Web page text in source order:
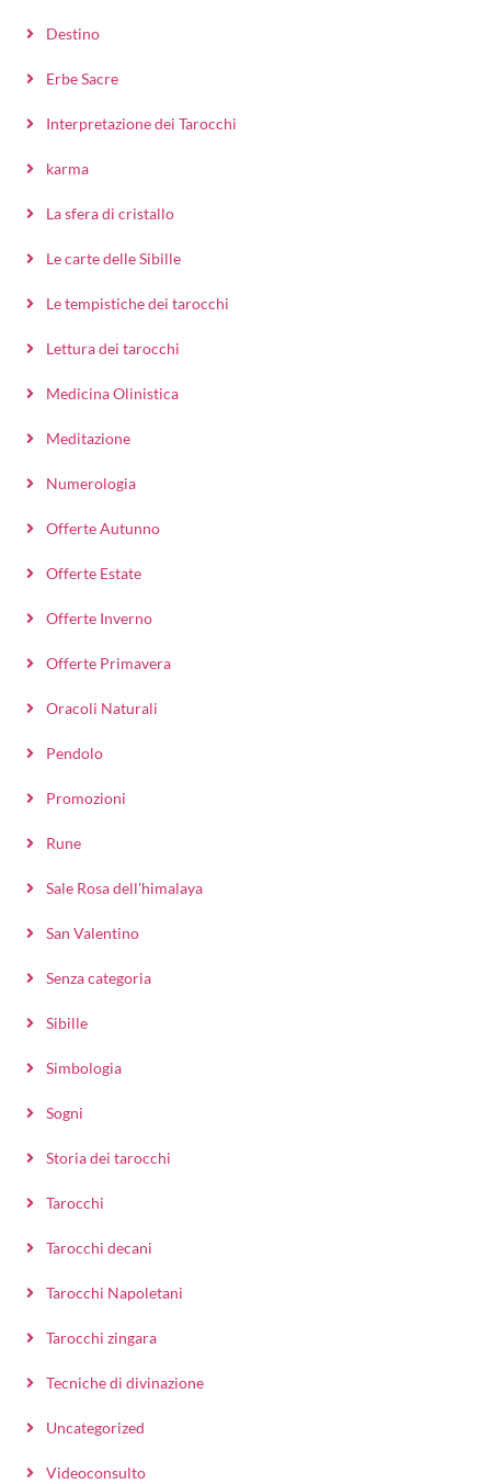
Destino
Erbe Sacre
Interpretazione dei Tarocchi
karma
La sfera di cristallo
Le carte delle Sibille
Le tempistiche dei tarocchi
Lettura dei tarocchi
Medicina Olinistica
Meditazione
Numerologia
Offerte Autunno
Offerte Estate
Offerte Inverno
Offerte Primavera
Oracoli Naturali
Pendolo
Promozioni
Rune
Sale Rosa dell'himalaya
San Valentino
Senza categoria
Sibille
Simbologia
Sogni
Storia dei tarocchi
Tarocchi
Tarocchi decani
Tarocchi Napoletani
Tarocchi zingara
Tecniche di divinazione
Uncategorized
Videoconsulto